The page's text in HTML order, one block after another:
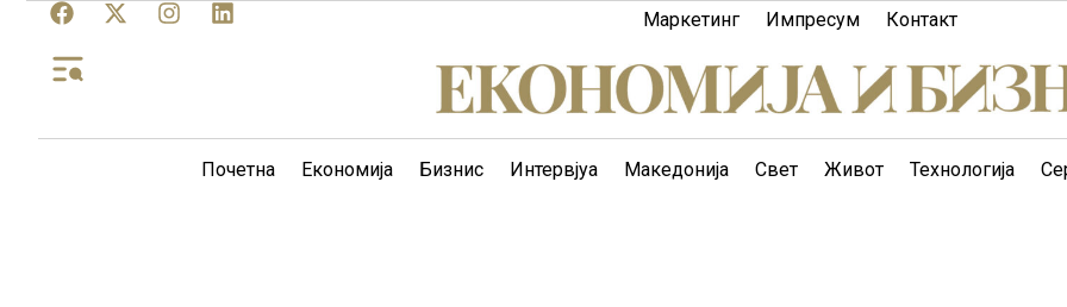
Маркетинг Импресум Контакт
Почетна Економија Бизнис Интервјуа Македонија Свет Живот Технологија